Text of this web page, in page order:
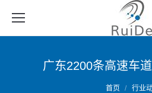
广东2200条高速车
首页 行业